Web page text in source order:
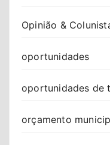
Opinião &
oportunidades
oportunidades de
orçamento